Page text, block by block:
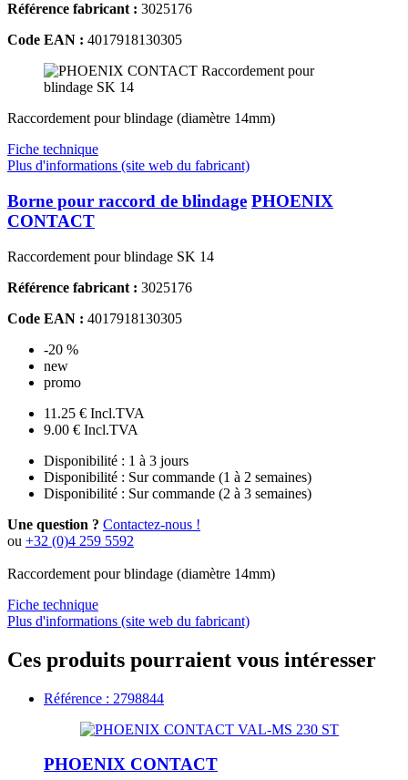
Référence fabricant : 3025176
Code EAN : 4017918130305
Raccordement pour blindage (diamètre 14mm)
Fiche technique
Plus d'informations (site web du fabricant)
Borne pour raccord de blindage PHOENIX
CONTACT
Raccordement pour blindage SK 14
Référence fabricant : 3025176
Code EAN : 4017918130305
-20 %
new
promo
11.25 € Incl.TVA
9.00 € Incl.TVA
Disponibilité : 1 à 3 jours
Disponibilité : Sur commande (1 à 2 semaines)
Disponibilité : Sur commande (2 à 3 semaines)
Une question ? Contactez-nous !
ou +32 (0)4 259 5592
Raccordement pour blindage (diamètre 14mm)
Fiche technique
Plus d'informations (site web du fabricant)
Ces produits pourraient vous intéresser
Référence : 2798844
PHOENIX CONTACT